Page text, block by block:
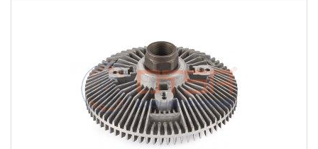
Pnömatik Kontrollü Fan Termik (1)